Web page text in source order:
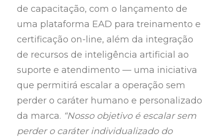
de capacitação, com o lançamento de
uma plataforma EAD para treinamento e
certificação on-line, além da integração
de recursos de inteligência artificial ao
suporte e atendimento — uma iniciativa
que permitirá escalar a operação sem
perder o caráter humano e personalizado
da marca. “Nosso objetivo é escalar sem
perder o caráter individualizado do